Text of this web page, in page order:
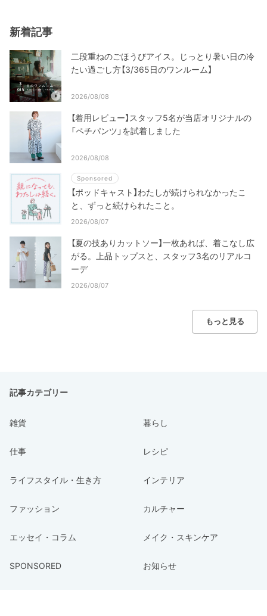
新着記事
二段重ねのごほうびアイス。じっとり暑い日の冷
たい過ごし方【3/365日のワンルーム】
2026/08/08
【着用レビュー】スタッフ5名が当店オリジナルの
「ペチパンツ」を試着しました
2026/08/08
Sponsored
【ポッドキャスト】わたしが続けられなかったこ
と、ずっと続けられたこと。
2026/08/07
【夏の技ありカットソー】一枚あれば、着こなし広
がる。上品トップスと、スタッフ3名のリアルコ
ーデ
2026/08/07
もっと見る
記事カテゴリー
雑貨 暮らし
仕事 レシピ
ライフスタイル・生き方 インテリア
ファッション カルチャー
エッセイ・コラム メイク・スキンケア
SPONSORED お知らせ